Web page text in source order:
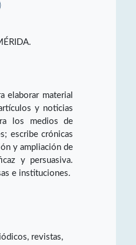
elaborar material
y noticias
los medios de
escribe crónicas
y ampliación de
y persuasiva.
e instituciones.
revistas,